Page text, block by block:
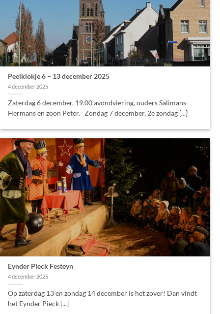
Peelklokje 6 – 13 december 2025
4 december 2025
Zaterdag 6 december, 19.00 avondviering, ouders Salimans-
Hermans en zoon Peter. Zondag 7 december, 2e zondag [...]
Eynder Pieck Festeyn
4 december 2025
Op zaterdag 13 en zondag 14 december is het zover! Dan vindt
het Eynder Pieck [...]